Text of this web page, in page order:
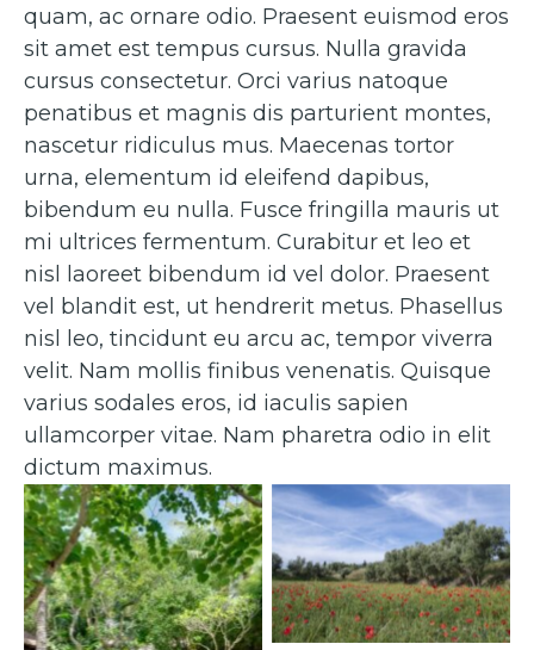
quam, ac ornare odio. Praesent euismod eros
sit amet est tempus cursus. Nulla gravida
cursus consectetur. Orci varius natoque
penatibus et magnis dis parturient montes,
nascetur ridiculus mus. Maecenas tortor
urna, elementum id eleifend dapibus,
bibendum eu nulla. Fusce fringilla mauris ut
mi ultrices fermentum. Curabitur et leo et
nisl laoreet bibendum id vel dolor. Praesent
vel blandit est, ut hendrerit metus. Phasellus
nisl leo, tincidunt eu arcu ac, tempor viverra
velit. Nam mollis finibus venenatis. Quisque
varius sodales eros, id iaculis sapien
ullamcorper vitae. Nam pharetra odio in elit
dictum maximus.
Caption 2